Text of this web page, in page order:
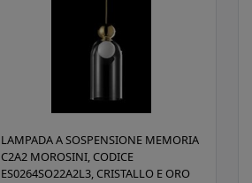
LAMPADA A SOSPENSIONE MEMORIA
C2A2 MOROSINI, CODICE
ES0264SO22A2L3, CRISTALLO E ORO